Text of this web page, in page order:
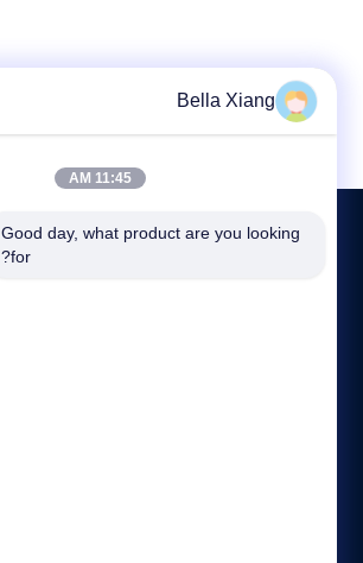
Bella Xiang
11:45 AM
Good day, what product are you looking
for?